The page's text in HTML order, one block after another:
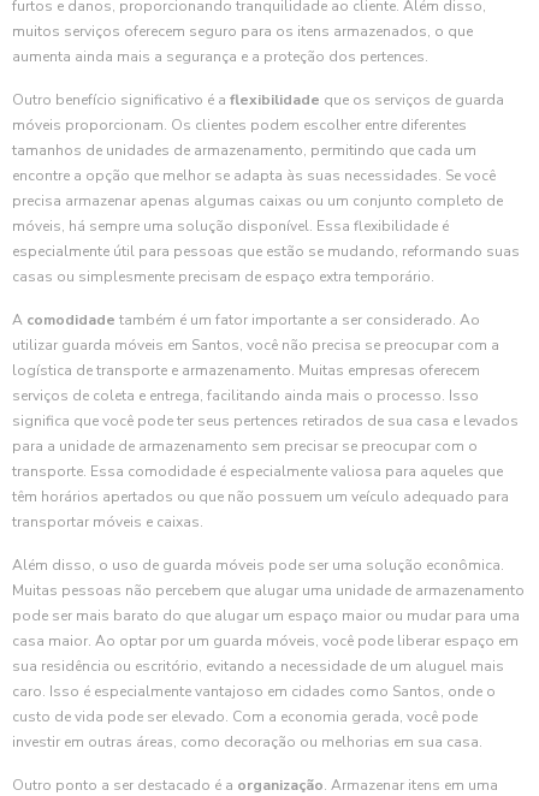
furtos e danos, proporcionando tranquilidade ao cliente. Além disso,
muitos serviços oferecem seguro para os itens armazenados, o que
aumenta ainda mais a segurança e a proteção dos pertences.
Outro benefício significativo é a flexibilidade que os serviços de guarda
móveis proporcionam. Os clientes podem escolher entre diferentes
tamanhos de unidades de armazenamento, permitindo que cada um
encontre a opção que melhor se adapta às suas necessidades. Se você
precisa armazenar apenas algumas caixas ou um conjunto completo de
móveis, há sempre uma solução disponível. Essa flexibilidade é
especialmente útil para pessoas que estão se mudando, reformando suas
casas ou simplesmente precisam de espaço extra temporário.
A comodidade também é um fator importante a ser considerado. Ao
utilizar guarda móveis em Santos, você não precisa se preocupar com a
logística de transporte e armazenamento. Muitas empresas oferecem
serviços de coleta e entrega, facilitando ainda mais o processo. Isso
significa que você pode ter seus pertences retirados de sua casa e levados
para a unidade de armazenamento sem precisar se preocupar com o
transporte. Essa comodidade é especialmente valiosa para aqueles que
têm horários apertados ou que não possuem um veículo adequado para
transportar móveis e caixas.
Além disso, o uso de guarda móveis pode ser uma solução econômica.
Muitas pessoas não percebem que alugar uma unidade de armazenamento
pode ser mais barato do que alugar um espaço maior ou mudar para uma
casa maior. Ao optar por um guarda móveis, você pode liberar espaço em
sua residência ou escritório, evitando a necessidade de um aluguel mais
caro. Isso é especialmente vantajoso em cidades como Santos, onde o
custo de vida pode ser elevado. Com a economia gerada, você pode
investir em outras áreas, como decoração ou melhorias em sua casa.
Outro ponto a ser destacado é a organização. Armazenar itens em uma